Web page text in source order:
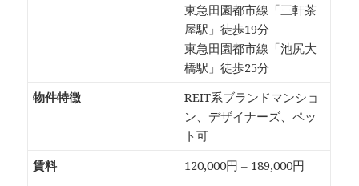
東急田園都市線「三軒茶
屋駅」徒歩19分
東急田園都市線「池尻大
橋駅」徒歩25分
物件特徴
REIT系ブランドマンショ
ン、デザイナーズ、ペッ
ト可
賃料
120,000円 – 189,000円